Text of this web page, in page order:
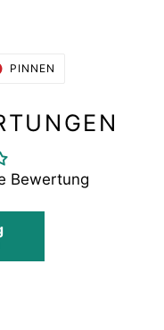
PINNEN
Bewertung